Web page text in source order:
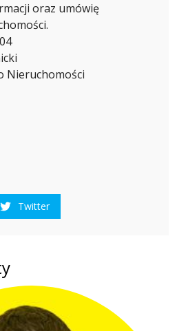
oraz umówię
Nieruchomości
Twitter